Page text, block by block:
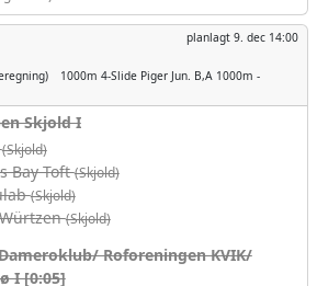
planlagt 9. dec 14:00
1000m 4-Slide Piger Jun. B,A 1000m -
Skjold I
(Skjold)
Bay Toft(Skjold)
(Skjold)
(Skjold)
Roforeningen KVIK/
I [0:05]